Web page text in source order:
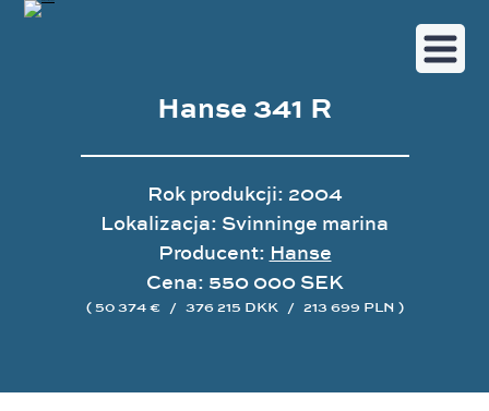
Hanse 341 R
Rok produkcji: 2004
Lokalizacja: Svinninge marina
Producent: Hanse
Cena: 550 000 SEK
( 50 374 € / 376 215 DKK / 213 699 PLN )